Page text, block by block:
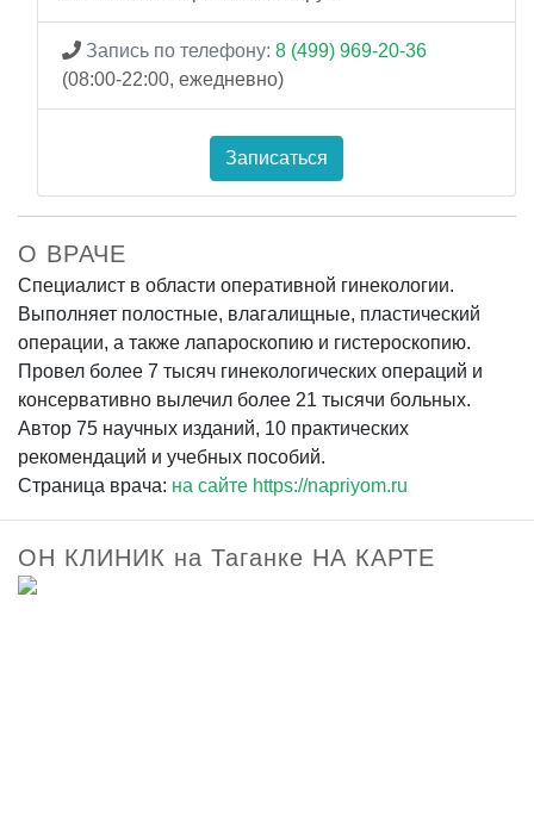
Запись по телефону: 8 (499) 969-20-36
(08:00-22:00, ежедневно)
Записаться
О ВРАЧЕ
Специалист в области оперативной гинекологии.
Выполняет полостные, влагалищные, пластический
операции, а также лапароскопию и гистероскопию.
Провел более 7 тысяч гинекологических операций и
консервативно вылечил более 21 тысячи больных.
Автор 75 научных изданий, 10 практических
рекомендаций и учебных пособий.
Страница врача: на сайте https://napriyom.ru
ОН КЛИНИК на Таганке НА КАРТЕ